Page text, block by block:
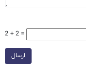
2 + 2 =
ارسال